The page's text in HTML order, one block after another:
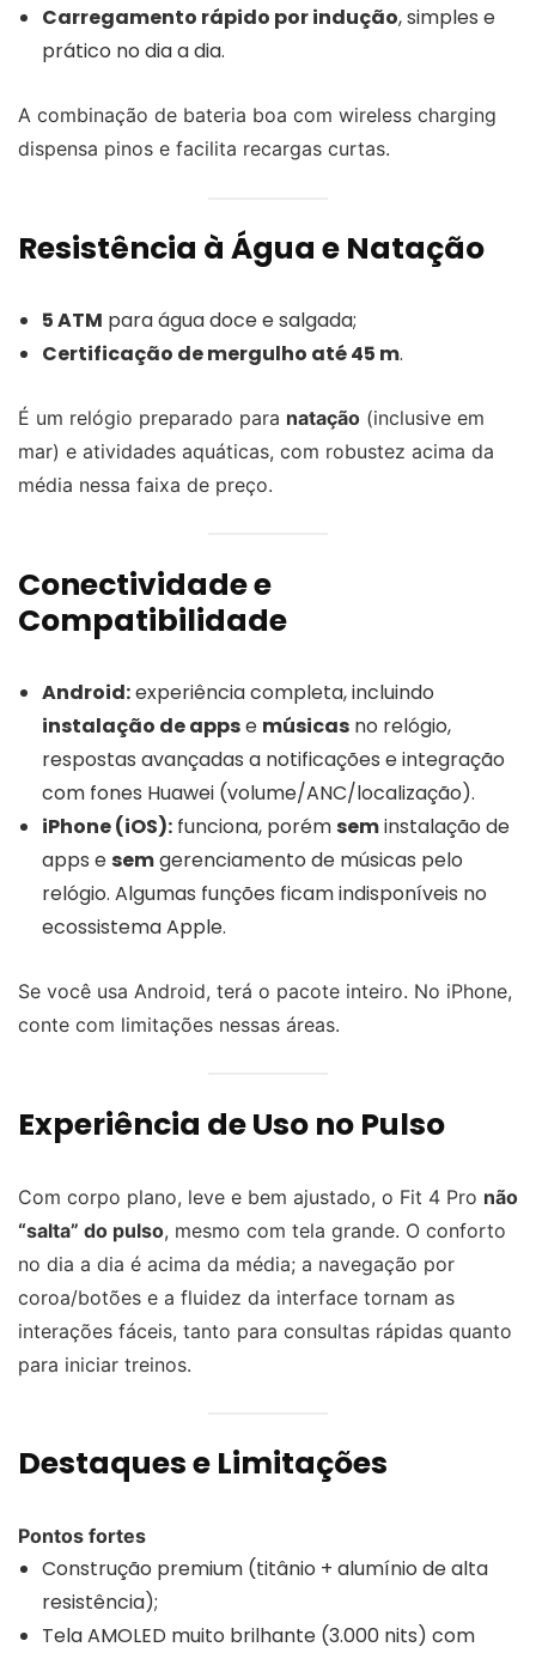
Carregamento rápido por indução, simples e
prático no dia a dia.
A combinação de bateria boa com wireless charging
dispensa pinos e facilita recargas curtas.
Resistência à Água e Natação
5 ATM para água doce e salgada;
Certificação de mergulho até 45 m.
É um relógio preparado para natação (inclusive em
mar) e atividades aquáticas, com robustez acima da
média nessa faixa de preço.
Conectividade e
Compatibilidade
Android:experiência completa, incluindo
instalação de appse músicas no relógio,
respostas avançadas a notificações e integração
com fones Huawei (volume/ANC/localização).
iPhone (iOS): funciona, porémseminstalação de
apps esemgerenciamento de músicas pelo
relógio. Algumas funções ficam indisponíveis no
ecossistema Apple.
Se você usa Android, terá o pacote inteiro. No iPhone,
conte com limitações nessas áreas.
Experiência de Uso no Pulso
Com corpo plano, leve e bem ajustado, o Fit 4 Pro não
“salta” do pulso, mesmo com tela grande. O conforto
no dia a dia é acima da média; a navegação por
coroa/botões e a fluidez da interface tornam as
interações fáceis, tanto para consultas rápidas quanto
para iniciar treinos.
Destaques e Limitações
Pontos fortes
Construção premium (titânio + alumínio de alta
resistência);
Tela AMOLED muito brilhante (3.000 nits) com